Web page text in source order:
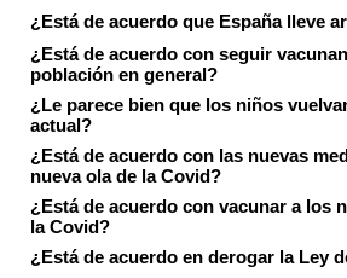
¿Está de acuerdo que España lleve
¿Está de acuerdo con seguir
población en general?
¿Le parece bien que los niños
actual?
¿Está de acuerdo con las nuevas
nueva ola de la Covid?
¿Está de acuerdo con vacunar a los
la Covid?
¿Está de acuerdo en derogar la Ley